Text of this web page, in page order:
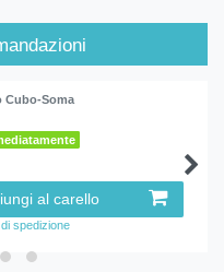
Cubo-Soma
al carello
spedizione